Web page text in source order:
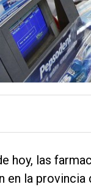
hoy, las
en la